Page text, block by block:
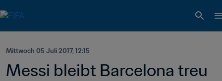
Mittwoch 05 Juli 2017, 12:15
Messi bleibt Barcelona treu